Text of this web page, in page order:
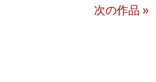
次の作品 »